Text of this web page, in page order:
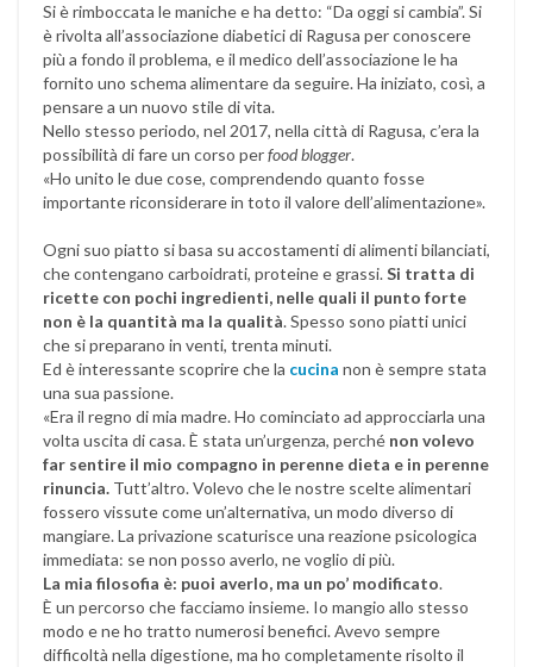
Si è rimboccata le maniche e ha detto: “Da oggi si cambia”. Si
è rivolta all’associazione diabetici di Ragusa per conoscere
più a fondo il problema, e il medico dell’associazione le ha
fornito uno schema alimentare da seguire. Ha iniziato, così, a
pensare a un nuovo stile di vita.
Nello stesso periodo, nel 2017, nella città di Ragusa, c’era la
possibilità di fare un corso perfood blogger.
«Ho unito le due cose, comprendendo quanto fosse
importante riconsiderare in toto il valore dell’alimentazione».
Ogni suo piatto si basa su accostamenti di alimenti bilanciati,
che contengano carboidrati, proteine e grassi.Si tratta di
ricette con pochi ingredienti, nelle quali il punto forte
non è la quantità ma la qualità. Spesso sono piatti unici
che si preparano in venti, trenta minuti.
Ed è interessante scoprire che la cucina non è sempre stata
una sua passione.
«Era il regno di mia madre. Ho cominciato ad approcciarla una
volta uscita di casa. È stata un’urgenza, perché non volevo
far sentire il mio compagno in perenne dieta e in perenne
rinuncia. Tutt’altro. Volevo che le nostre scelte alimentari
fossero vissute come un’alternativa, un modo diverso di
mangiare. La privazione scaturisce una reazione psicologica
immediata: se non posso averlo, ne voglio di più.
La mia filosofia è: puoi averlo, ma un po’ modificato.
È un percorso che facciamo insieme. Io mangio allo stesso
modo e ne ho tratto numerosi benefici. Avevo sempre
difficoltà nella digestione, ma ho completamente risolto il